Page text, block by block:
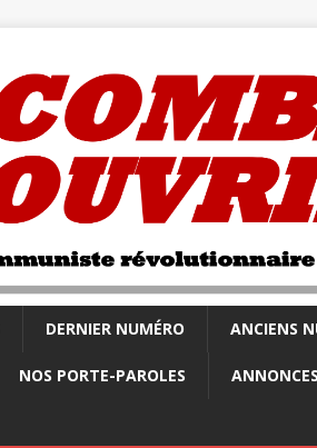
DERNIER NUMÉRO ANCIENS
NOS PORTE-PAROLES ANNONCES